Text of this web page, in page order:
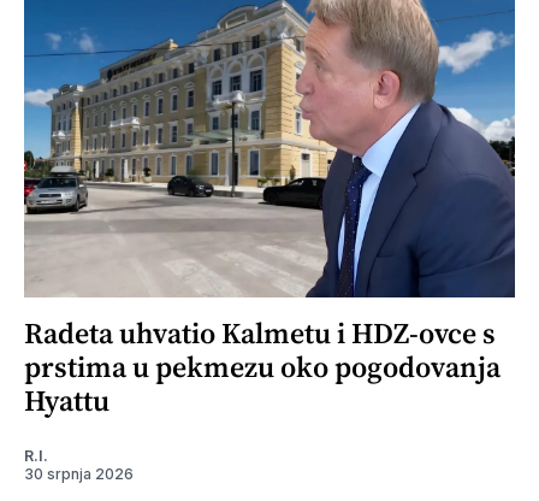
Radeta uhvatio Kalmetu i HDZ-ovce s
prstima u pekmezu oko pogodovanja
Hyattu
R.I.
30 srpnja 2026